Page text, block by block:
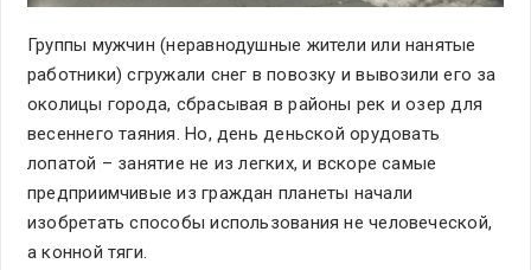
Группы мужчин (неравнодушные жители или нанятые
работники) сгружали снег в повозку и вывозили его за
околицы города, сбрасывая в районы рек и озер для
весеннего таяния. Но, день деньской орудовать
лопатой – занятие не из легких, и вскоре самые
предприимчивые из граждан планеты начали
изобретать способы использования не человеческой,
а конной тяги.